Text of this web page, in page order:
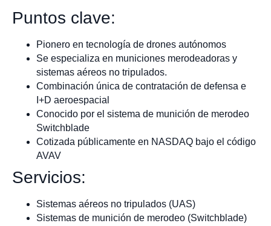
Puntos clave:
Pionero en tecnología de drones autónomos
Se especializa en municiones merodeadoras y
sistemas aéreos no tripulados.
Combinación única de contratación de defensa e
I+D aeroespacial
Conocido por el sistema de munición de merodeo
Switchblade
Cotizada públicamente en NASDAQ bajo el código
AVAV
Servicios:
Sistemas aéreos no tripulados (UAS)
Sistemas de munición de merodeo (Switchblade)